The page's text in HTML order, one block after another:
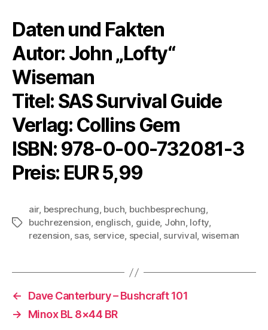
Daten und Fakten
Autor: John „Lofty“
Wiseman
Titel: SAS Survival Guide
Verlag: Collins Gem
ISBN: 978-0-00-732081-3
Preis: EUR 5,99
Schlagwörter
air, besprechung, buch, buchbesprechung,
buchrezension, englisch, guide, John, lofty,
rezension, sas, service, special, survival, wiseman
←
Dave Canterbury – Bushcraft 101
→
Minox BL 8×44 BR